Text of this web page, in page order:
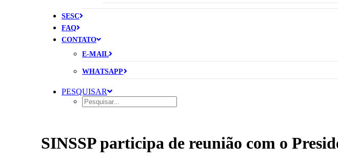
SESC
FAQ
CONTATO
E-MAIL
WHATSAPP
PESQUISAR
SINSSP participa de reunião com o